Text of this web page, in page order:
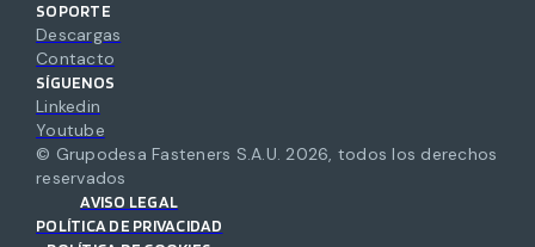
SOPORTE
Descargas
Contacto
SÍGUENOS
Linkedin
Youtube
© Grupodesa Fasteners S.A.U. 2026, todos los derechos
reservados
AVISO LEGAL
POLÍTICA DE PRIVACIDAD